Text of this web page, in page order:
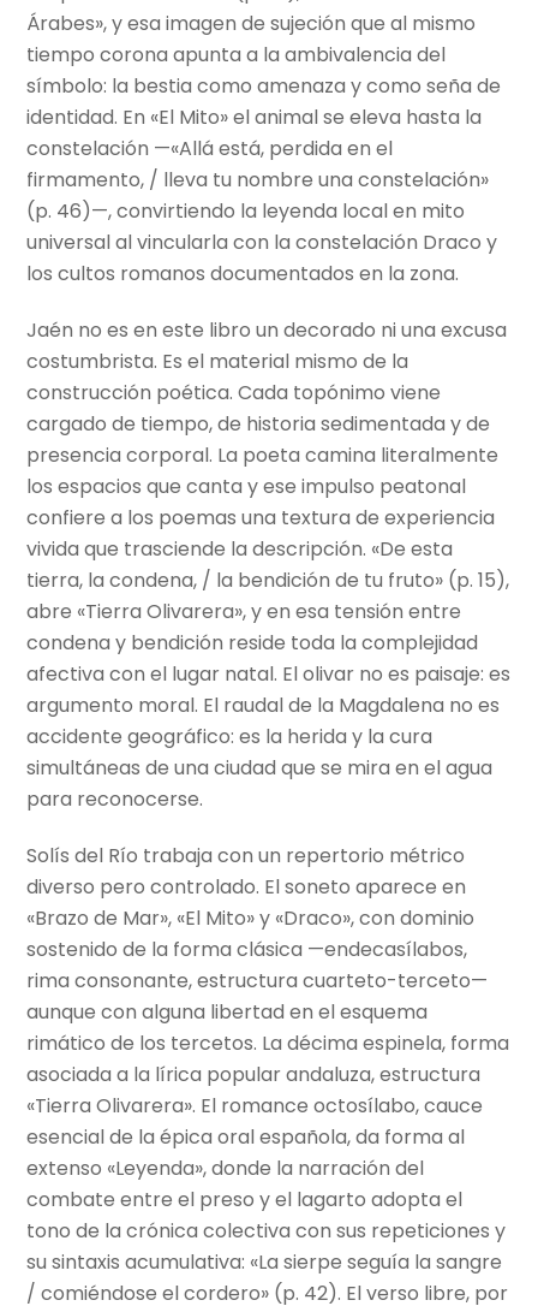
Árabes», y esa imagen de sujeción que al mismo
tiempo corona apunta a la ambivalencia del
símbolo: la bestia como amenaza y como seña de
identidad. En «El Mito» el animal se eleva hasta la
constelación —«Allá está, perdida en el
firmamento, / lleva tu nombre una constelación»
(p. 46)—, convirtiendo la leyenda local en mito
universal al vincularla con la constelación Draco y
los cultos romanos documentados en la zona.
Jaén no es en este libro un decorado ni una excusa
costumbrista. Es el material mismo de la
construcción poética. Cada topónimo viene
cargado de tiempo, de historia sedimentada y de
presencia corporal. La poeta camina literalmente
los espacios que canta y ese impulso peatonal
confiere a los poemas una textura de experiencia
vivida que trasciende la descripción. «De esta
tierra, la condena, / la bendición de tu fruto» (p. 15),
abre «Tierra Olivarera», y en esa tensión entre
condena y bendición reside toda la complejidad
afectiva con el lugar natal. El olivar no es paisaje: es
argumento moral. El raudal de la Magdalena no es
accidente geográfico: es la herida y la cura
simultáneas de una ciudad que se mira en el agua
para reconocerse.
Solís del Río trabaja con un repertorio métrico
diverso pero controlado. El soneto aparece en
«Brazo de Mar», «El Mito» y «Draco», con dominio
sostenido de la forma clásica —endecasílabos,
rima consonante, estructura cuarteto-terceto—
aunque con alguna libertad en el esquema
rimático de los tercetos. La décima espinela, forma
asociada a la lírica popular andaluza, estructura
«Tierra Olivarera». El romance octosílabo, cauce
esencial de la épica oral española, da forma al
extenso «Leyenda», donde la narración del
combate entre el preso y el lagarto adopta el
tono de la crónica colectiva con sus repeticiones y
su sintaxis acumulativa: «La sierpe seguía la sangre
/ comiéndose el cordero» (p. 42). El verso libre, por